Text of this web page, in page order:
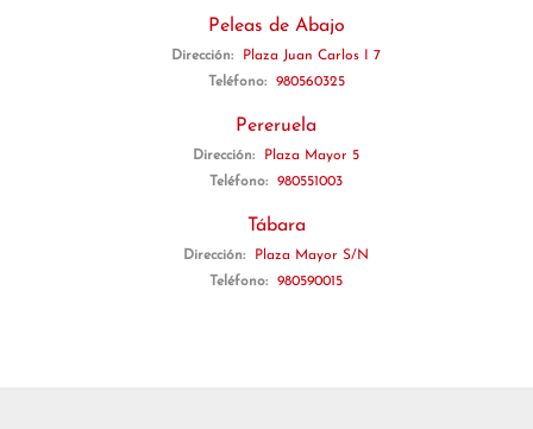
Peleas de Abajo
Dirección:
Plaza Juan Carlos I 7
Teléfono:
980560325
Pereruela
Dirección:
Plaza Mayor 5
Teléfono:
980551003
Tábara
Dirección:
Plaza Mayor S/N
Teléfono:
980590015